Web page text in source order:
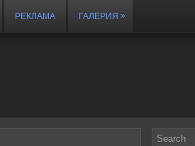
РЕКЛАМА ГАЛЕРИЯ »